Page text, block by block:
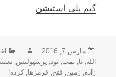
گیم پلی استیشن
ارسال
شده
در
مارس 7, 2016 نویسنده
الله,با,بمب,بود,پرسپولیس,
زاده, زمین, فتح, قرمزها,کرده!